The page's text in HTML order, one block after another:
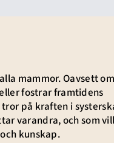
mammor. Oavsett
fostrar framtidens
på kraften i
varandra, och som
kunskap.